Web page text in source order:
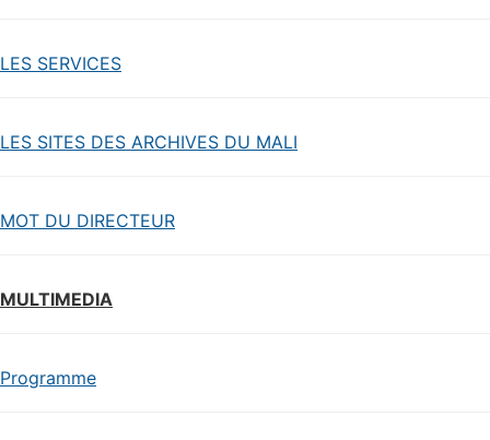
LES SERVICES
LES SITES DES ARCHIVES DU MALI
MOT DU DIRECTEUR
MULTIMEDIA
Programme